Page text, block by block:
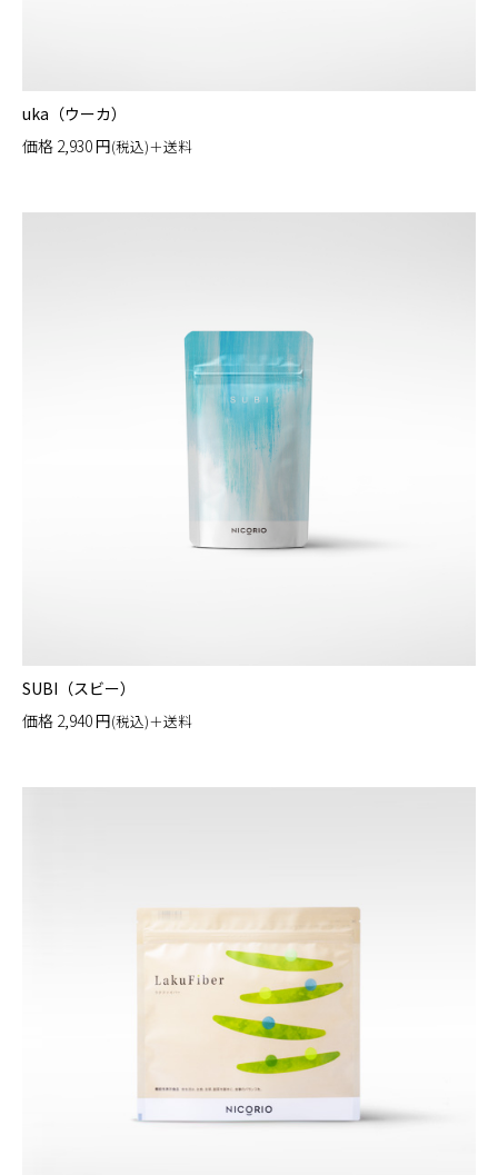
uka（ウーカ）
価格 2,930円(税込)＋送料
SUBI（スビー）
価格 2,940円(税込)＋送料